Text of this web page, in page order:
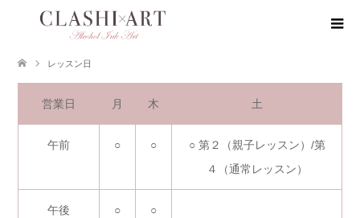
レッスン日
営業日 月 木 土
午前 ○ ○
○ 第２（親子レッスン）/第
４（通常レッスン）
午後 ○ ○